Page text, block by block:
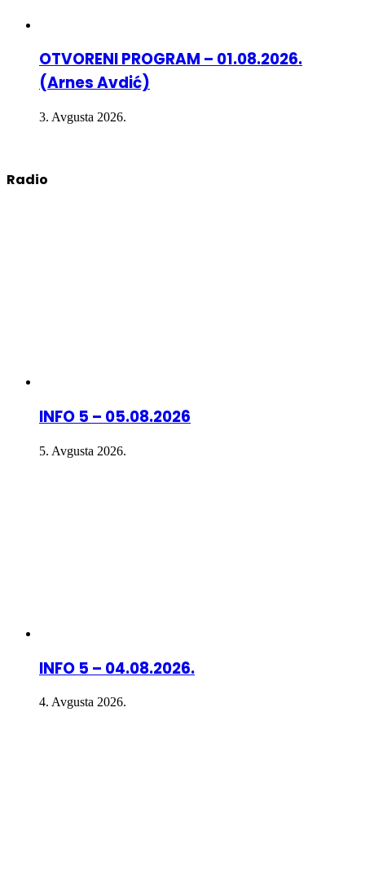
OTVORENI PROGRAM – 01.08.2026.
(Arnes Avdić)
3. Avgusta 2026.
Radio
INFO 5 – 05.08.2026
5. Avgusta 2026.
INFO 5 – 04.08.2026.
4. Avgusta 2026.